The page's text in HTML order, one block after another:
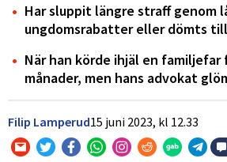
Har sluppit längre straff genom
ungdomsrabatter eller dömts
När han körde ihjäl en familjefar
månader, men hans advokat
Filip Lamperud15 juni 2023, kl 12.33